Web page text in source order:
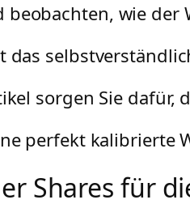
wie der
das
sorgen Sie dafür,
perfekt kalibrierte
Shares für